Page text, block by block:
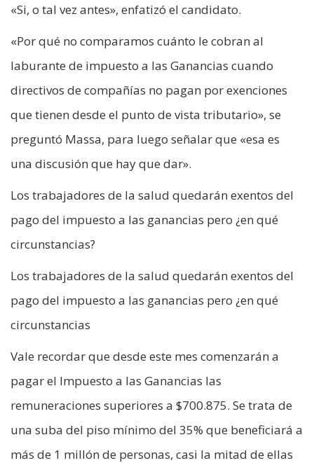
«Si, o tal vez antes», enfatizó el candidato.
«Por qué no comparamos cuánto le cobran al
laburante de impuesto a las Ganancias cuando
directivos de compañías no pagan por exenciones
que tienen desde el punto de vista tributario», se
preguntó Massa, para luego señalar que «esa es
una discusión que hay que dar».
Los trabajadores de la salud quedarán exentos del
pago del impuesto a las ganancias pero ¿en qué
circunstancias?
Los trabajadores de la salud quedarán exentos del
pago del impuesto a las ganancias pero ¿en qué
circunstancias
Vale recordar que desde este mes comenzarán a
pagar el Impuesto a las Ganancias las
remuneraciones superiores a $700.875. Se trata de
una suba del piso mínimo del 35% que beneficiará a
más de 1 millón de personas, casi la mitad de ellas